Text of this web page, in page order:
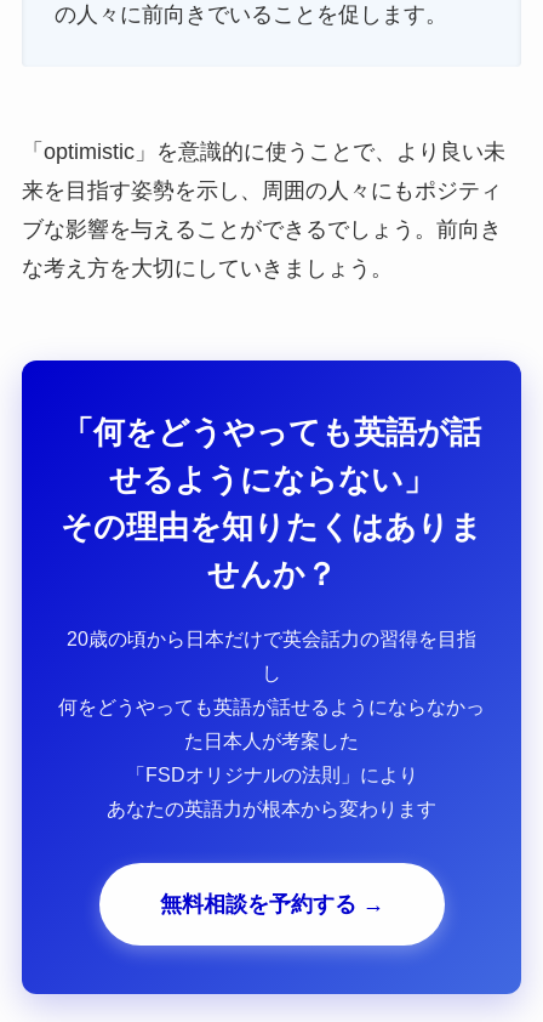
の人々に前向きでいることを促します。
「optimistic」を意識的に使うことで、より良い未
来を目指す姿勢を示し、周囲の人々にもポジティ
ブな影響を与えることができるでしょう。前向き
な考え方を大切にしていきましょう。
「何をどうやっても英語が話
せるようにならない」
その理由を知りたくはありま
せんか？
20歳の頃から日本だけで英会話力の習得を目指
し
何をどうやっても英語が話せるようにならなかっ
た日本人が考案した
「FSDオリジナルの法則」により
あなたの英語力が根本から変わります
無料相談を予約する →